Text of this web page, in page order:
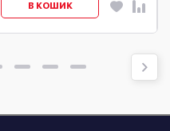
В КОШИК